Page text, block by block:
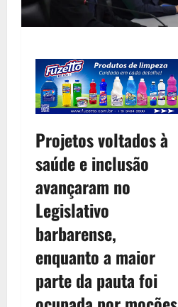
Projetos voltados à
saúde e inclusão
avançaram no
Legislativo
barbarense,
enquanto a maior
parte da pauta foi